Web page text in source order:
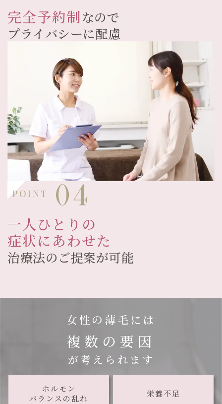
完全予約制なので
プライバシーに配慮
POINT
一人ひとりの
症状にあわせた
治療法のご提案が可能
女性の薄毛には
複数の要因
が考えられます
ホルモン
バランスの乱れ
栄養不足